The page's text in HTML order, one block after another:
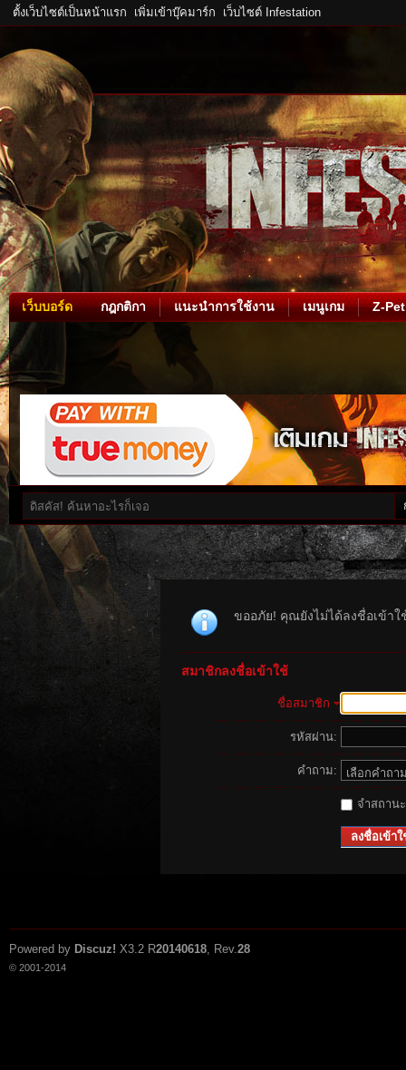
ตั้งเว็บไซต์เป็นหน้าแรก เพิ่มเข้าบุ๊คมาร์ก เว็บไซต์ Infestation
เว็บบอร์ด กฎกติกา แนะนำการใช้งาน เมนูเกม Z-Pet
ขออภัย! คุณยังไม่ได้ลงชื่อเข้า
สมาชิกลงชื่อเข้าใช้
ชื่อสมาชิก
รหัสผ่าน:
คำถาม:
จำสถาน
ลงชื่อเข้าใ
Powered by Discuz! X3.2 R20140618, Rev.28
© 2001-2014